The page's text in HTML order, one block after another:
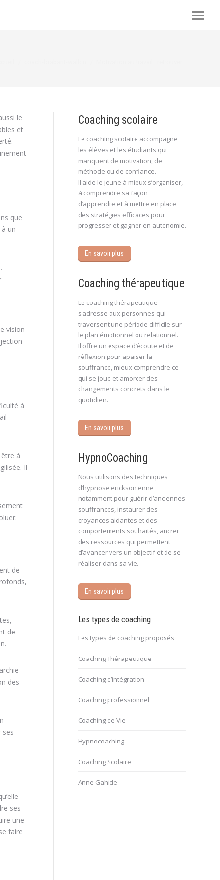
le
et
que
un
vision
à
à
Il
de
de
des
ses
ses
une
faire
Coaching scolaire
Le coaching scolaire accompagne
les élèves et les étudiants qui
manquent de motivation, de
méthode ou de confiance.
Il aide le jeune à mieux s’organiser,
à comprendre sa façon
d’apprendre et à mettre en place
des stratégies efficaces pour
progresser et gagner en autonomie.
En savoir plus
Coaching thérapeutique
Le coaching thérapeutique
s’adresse aux personnes qui
traversent une période difficile sur
le plan émotionnel ou relationnel.
Il offre un espace d’écoute et de
réflexion pour apaiser la
souffrance, mieux comprendre ce
qui se joue et amorcer des
changements concrets dans le
quotidien.
En savoir plus
HypnoCoaching
Nous utilisons des techniques
d’hypnose ericksonienne
notamment pour guérir d’anciennes
souffrances, instaurer des
croyances aidantes et des
comportements souhaités, ancrer
des ressources qui permettent
d’avancer vers un objectif et de se
réaliser dans sa vie.
En savoir plus
Les types de coaching
Les types de coaching proposés
Coaching Thérapeutique
Coaching d’intégration
Coaching professionnel
Coaching de Vie
Hypnocoaching
Coaching Scolaire
Anne Gahide